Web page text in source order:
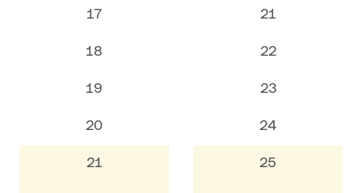
17
18
19
20
21
21
22
23
24
25